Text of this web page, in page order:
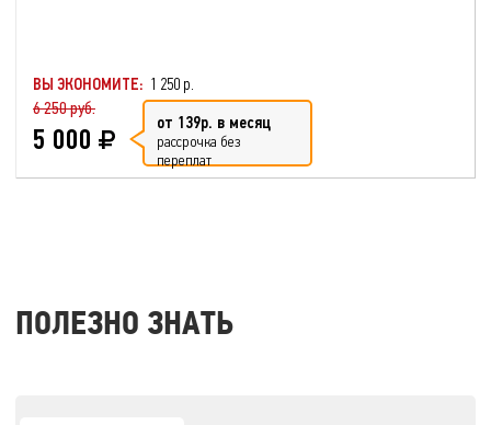
ВЫ ЭКОНОМИТЕ: 1 250 р.
6 250 руб.
5 000 от 139р. в месяц
рассрочка без
переплат
ПОЛЕЗНО ЗНАТЬ